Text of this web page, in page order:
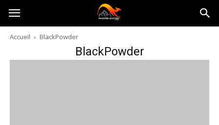
Australia-
australie.com
Accueil BlackPowder
BlackPowder